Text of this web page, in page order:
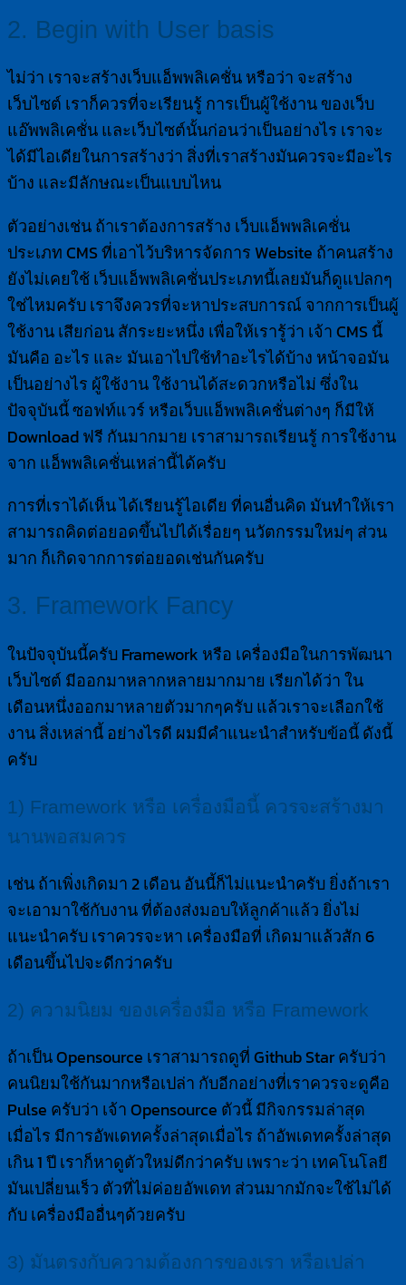
2. Begin with User basis
ไม่ว่า เราจะสร้างเว็บแอ็พพลิเคชั่น หรือว่า จะสร้าง
เว็บไซต์ เราก็ควรที่จะเรียนรู้ การเป็นผู้ใช้งาน ของเว็บ
แอ๊พพลิเคชั่น และเว็บไซต์นั้นก่อนว่าเป็นอย่างไร เราจะ
ได้มีไอเดียในการสร้างว่า สิ่งที่เราสร้างมันควรจะมีอะไร
บ้าง และมีลักษณะเป็นแบบไหน
ตัวอย่างเช่น ถ้าเราต้องการสร้าง เว็บแอ็พพลิเคชั่น
ประเภท CMS ที่เอาไว้บริหารจัดการ Website ถ้าคนสร้าง
ยังไม่เคยใช้ เว็บแอ็พพลิเคชั่นประเภทนี้เลยมันก็ดูแปลกๆ
ใช่ไหมครับ เราจึงควรที่จะหาประสบการณ์ จากการเป็นผู้
ใช้งาน เสียก่อน สักระยะหนึ่ง เพื่อให้เรารู้ว่า เจ้า CMS นี้
มันคือ อะไร และ มันเอาไปใช้ทำอะไรได้บ้าง หน้าจอมัน
เป็นอย่างไร ผู้ใช้งาน ใช้งานได้สะดวกหรือไม่ ซึ่งใน
ปัจจุบันนี้ ซอฟท์แวร์ หรือเว็บแอ็พพลิเคชั่นต่างๆ ก็มีให้
Download ฟรี กันมากมาย เราสามารถเรียนรู้ การใช้งาน
จาก แอ็พพลิเคชั่นเหล่านี้ได้ครับ
การที่เราได้เห็น ได้เรียนรู้ไอเดีย ที่คนอื่นคิด มันทำให้เรา
สามารถคิดต่อยอดขึ้นไปได้เรื่อยๆ นวัตกรรมใหม่ๆ ส่วน
มาก ก็เกิดจากการต่อยอดเช่นกันครับ
3. Framework Fancy
ในปัจจุบันนี้ครับ Framework หรือ เครื่องมือในการพัฒนา
เว็บไซต์ มีออกมาหลากหลายมากมาย เรียกได้ว่า ใน
เดือนหนึ่งออกมาหลายตัวมากๆครับ แล้วเราจะเลือกใช้
งาน สิ่งเหล่านี้ อย่างไรดี ผมมีคำแนะนำสำหรับข้อนี้ ดังนี้
ครับ
1) Framework หรือ เครื่องมือนี้ ควรจะสร้างมา
นานพอสมควร
เช่น ถ้าเพิ่งเกิดมา 2 เดือน อันนี้ก็ไม่แนะนำครับ ยิ่งถ้าเรา
จะเอามาใช้กับงาน ที่ต้องส่งมอบให้ลูกค้าแล้ว ยิ่งไม่
แนะนำครับ เราควรจะหา เครื่องมือที่ เกิดมาแล้วสัก 6
เดือนขึ้นไปจะดีกว่าครับ
2) ความนิยม ของเครื่องมือ หรือ Framework
ถ้าเป็น Opensource เราสามารถดูที่ Github Star ครับว่า
คนนิยมใช้กันมากหรือเปล่า กับอีกอย่างที่เราควรจะดูคือ
Pulse ครับว่า เจ้า Opensource ตัวนี้ มีกิจกรรมล่าสุด
เมื่อไร มีการอัพเดทครั้งล่าสุดเมื่อไร ถ้าอัพเดทครั้งล่าสุด
เกิน 1 ปี เราก็หาดูตัวใหม่ดีกว่าครับ เพราะว่า เทคโนโลยี
มันเปลี่ยนเร็ว ตัวที่ไม่ค่อยอัพเดท ส่วนมากมักจะใช้ไม่ได้
กับ เครื่องมืออื่นๆด้วยครับ
3) มันตรงกับความต้องการของเรา หรือเปล่า